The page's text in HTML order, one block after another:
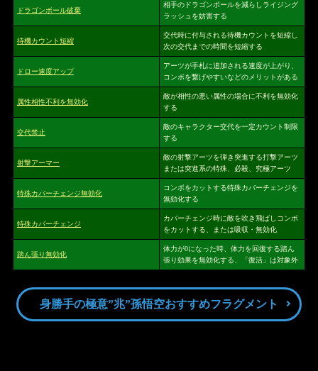
ドラゴンボール破棄
相手のドラゴンボールを減らしライジング
ラッシュを妨害する
待機カウント短縮
交代時に付与される待機カウントを短縮し
次の交代までの時間を短縮する
ドロー速度アップ
アーツが手札に追加される速度が上がり、
コンボを繋げやすいなどのメリットがある
属性相性不利を無効化
敵が相性の悪い属性の場合に不利を無効化
する
交代禁止
敵のキャラクター交代を一定カウント制限
する
射撃アーマー
敵の射撃アーツを弾き突進する打撃アーツ
または突進系の特殊、必殺、究極アーツ
特殊カバーチェンジ無効化
コンボをカットする特殊カバーチェンジを
無効化する
特殊カバーチェンジ
カバーチェンジ時に敵を吹き飛ばしコンボ
をカットする、または吸収・無効化
踏ん張り無効化
体力が0になった時、体力を回復する踏ん
張り効果を無効化する、「復活」は対象外
身勝手の極意”兆”孫悟空おすすめフラグメント